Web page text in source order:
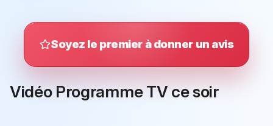
Soyez le premier à donner un avis
Vidéo Programme TV ce soir